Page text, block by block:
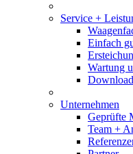
Service +
Einfach
Wartung
Unternehmen
Geprüfte
Team +